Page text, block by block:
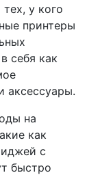
у кого
принтеры
себя как
аксессуары.
на
как
с
быстро